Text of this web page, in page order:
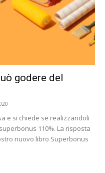
godere del
e si chiede se realizzandoli
110%. La risposta
nuovo libro Superbonus